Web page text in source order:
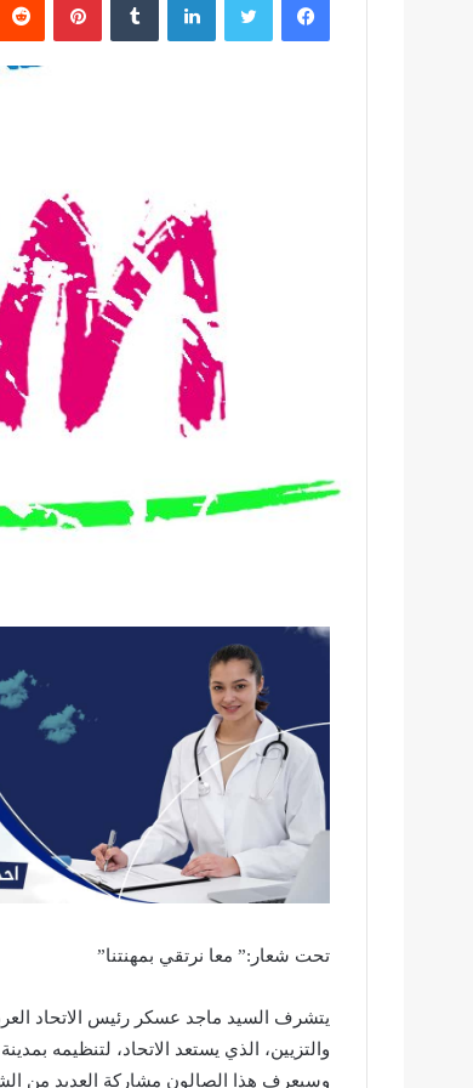
تحت شعار:” معا نرتقي بمهنتنا”
يتشرف السيد ماجد عسكر رئيس الاتحاد
والتزيين، الذي يستعد الاتحاد، لتنظيمه بمدينة مراكش وذلك أيام 6 و7
وسيعرف هذا الصالون مشاركة العديد من